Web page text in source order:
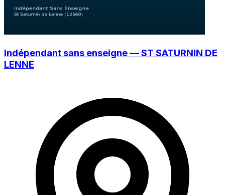
Indépendant sans enseigne — ST SATURNIN DE
LENNE